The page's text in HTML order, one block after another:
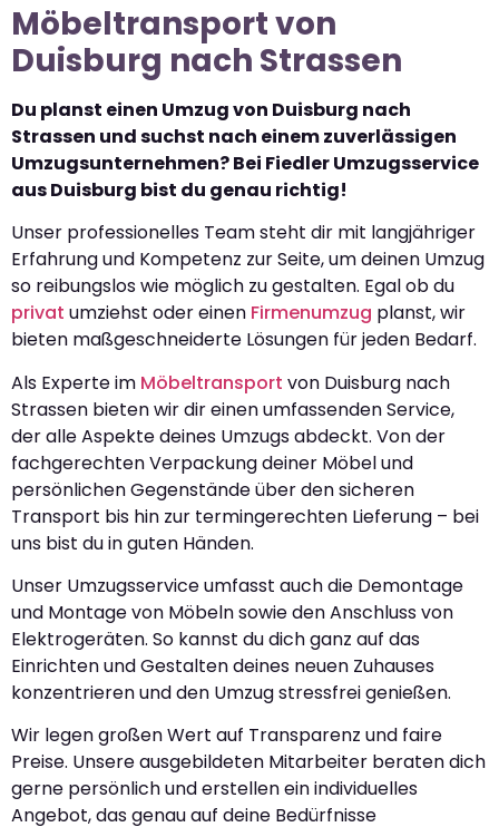
Möbeltransport von
Duisburg nach Strassen
Du planst einen Umzug von Duisburg nach
Strassen und suchst nach einem zuverlässigen
Umzugsunternehmen? Bei Fiedler Umzugsservice
aus Duisburg bist du genau richtig!
Unser professionelles Team steht dir mit langjähriger
Erfahrung und Kompetenz zur Seite, um deinen Umzug
so reibungslos wie möglich zu gestalten. Egal ob du
privat umziehst oder einen Firmenumzug planst, wir
bieten maßgeschneiderte Lösungen für jeden Bedarf.
Als Experte im Möbeltransport von Duisburg nach
Strassen bieten wir dir einen umfassenden Service,
der alle Aspekte deines Umzugs abdeckt. Von der
fachgerechten Verpackung deiner Möbel und
persönlichen Gegenstände über den sicheren
Transport bis hin zur termingerechten Lieferung – bei
uns bist du in guten Händen.
Unser Umzugsservice umfasst auch die Demontage
und Montage von Möbeln sowie den Anschluss von
Elektrogeräten. So kannst du dich ganz auf das
Einrichten und Gestalten deines neuen Zuhauses
konzentrieren und den Umzug stressfrei genießen.
Wir legen großen Wert auf Transparenz und faire
Preise. Unsere ausgebildeten Mitarbeiter beraten dich
gerne persönlich und erstellen ein individuelles
Angebot, das genau auf deine Bedürfnisse